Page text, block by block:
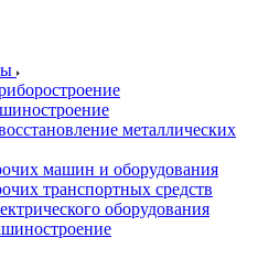
металлических
машин и оборудования
транспортных средств
оборудования